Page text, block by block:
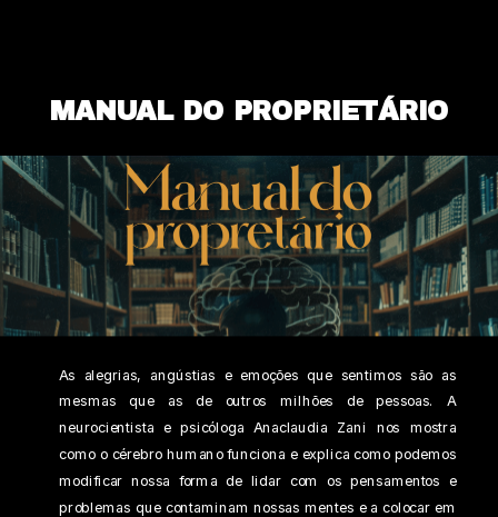
MANUAL DO PROPRIETÁRIO
As alegrias, angústias e emoções que sentimos são as
mesmas que as de outros milhões de pessoas. A
neurocientista e psicóloga Anaclaudia Zani nos mostra
como o cérebro humano funciona e explica como podemos
modificar nossa forma de lidar com os pensamentos e
problemas que contaminam nossas mentes e a colocar em